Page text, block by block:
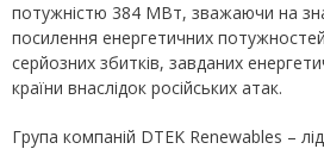
потужністю 384 МВт, зважаючи на
посилення енергетичних
серйозних збитків, завданих
країни внаслідок російських атак.
Група компаній DTEK Renewables –